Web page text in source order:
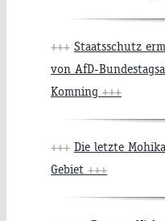
+++ Staatsschutz
von AfD-
Komning +++
+++ Die letzte
Gebiet +++